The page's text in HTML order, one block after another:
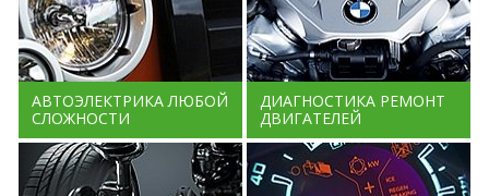
АВТОЭЛЕКТРИКА ЛЮБОЙ
СЛОЖНОСТИ
ДИАГНОСТИКА РЕМОНТ
ДВИГАТЕЛЕЙ